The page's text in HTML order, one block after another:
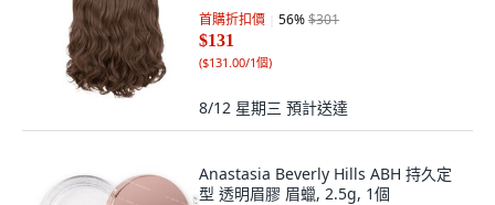
首購折扣價 56%$301
$131
($131.00/1個)
8/12 星期三 預計送達
Anastasia Beverly Hills ABH 持久定
型 透明眉膠 眉蠟, 2.5g, 1個